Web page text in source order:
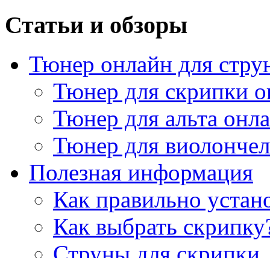
Статьи и обзоры
Тюнер онлайн для
Тюнер для скрипки
Тюнер для альта
Тюнер для
Полезная информация
Как правильно
Как выбрать